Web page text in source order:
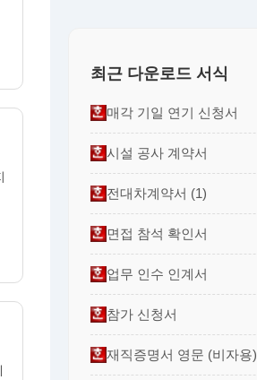
최근 다운로드 서식
매각 기일 연기 신청서
시설 공사 계약서
전대차계약서 (1)
면접 참석 확인서
업무 인수 인계서
참가 신청서
재직증명서 영문 (비자용)